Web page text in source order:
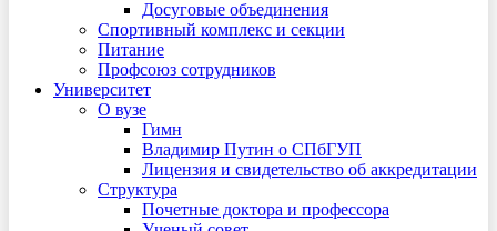
Досуговые объединения
Спортивный комплекс и секции
Питание
Профсоюз сотрудников
Университет
О вузе
Гимн
Владимир Путин о СПбГУП
Лицензия и свидетельство об аккредитации
Структура
Почетные доктора и профессора